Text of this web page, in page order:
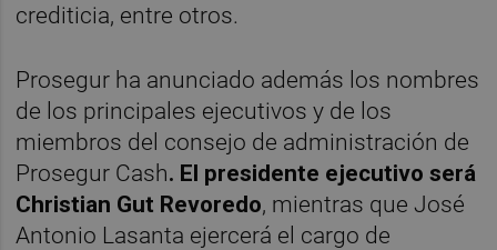
crediticia, entre otros.
Prosegur ha anunciado además los nombres
de los principales ejecutivos y de los
miembros del consejo de administración de
Prosegur Cash. El presidente ejecutivo será
Christian Gut Revoredo, mientras que José
Antonio Lasanta ejercerá el cargo de